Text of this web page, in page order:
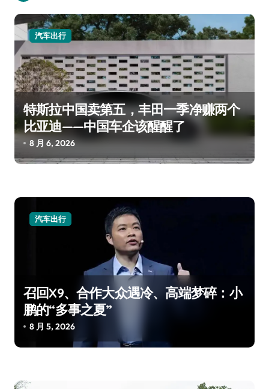
汽车出行
特斯拉中国卖第五，丰田一季净赚两个
比亚迪——中国车企该醒醒了
8 月 6, 2026
汽车出行
召回X9、合作大众遇冷、高端梦碎：小
鹏的“多事之夏”
8 月 5, 2026